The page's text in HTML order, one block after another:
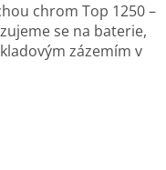
chrom Top 1250 –
se na baterie,
zázemím v